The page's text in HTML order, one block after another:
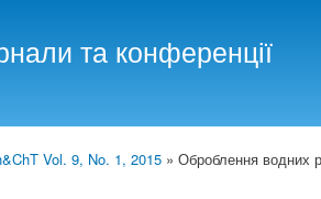
та конференції
Vol. 9, No. 1, 2015 » Оброблення водних